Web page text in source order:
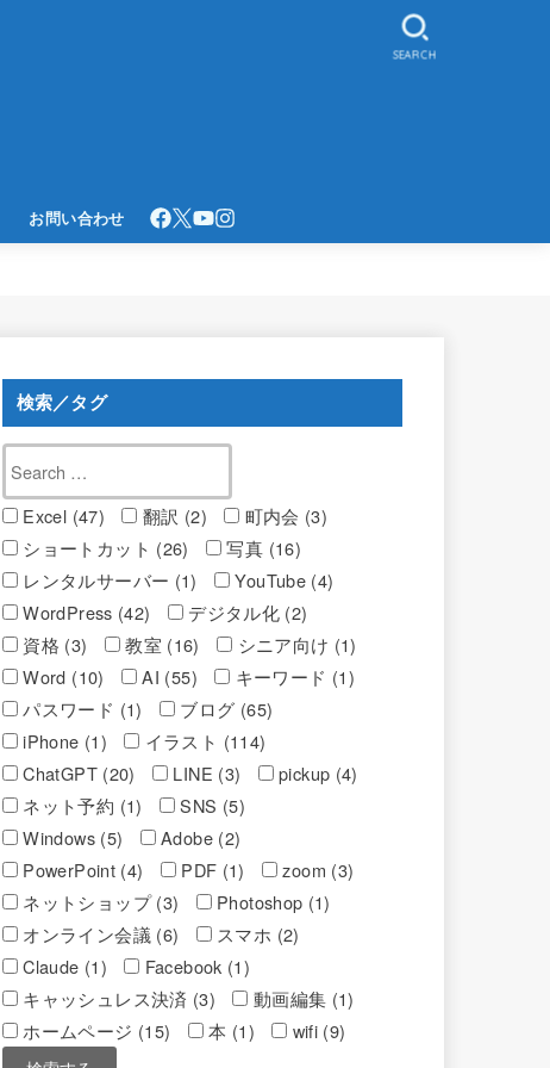
お問い合わせ
SEARCH
検索／タグ
Excel (47) 翻訳 (2)
町内会 (3)
ショートカット (26)
写真 (16)
レンタルサーバー (1)
YouTube (4)
WordPress (42)
デジタル化 (2)
資格 (3)
教室 (16)
シニア向け (1)
Word (10)
AI (55)
キーワード (1)
パスワード (1)
ブログ (65)
iPhone (1)
イラスト (114)
ChatGPT (20)
LINE (3)
pickup (4)
ネット予約 (1)
SNS (5)
Windows (5)
Adobe (2)
PowerPoint (4)
PDF (1)
zoom (3)
ネットショップ (3)
Photoshop (1)
オンライン会議 (6)
スマホ (2)
Claude (1)
Facebook (1)
キャッシュレス決済 (3)
動画編集 (1)
ホームページ (15)
本 (1) wifi (9)